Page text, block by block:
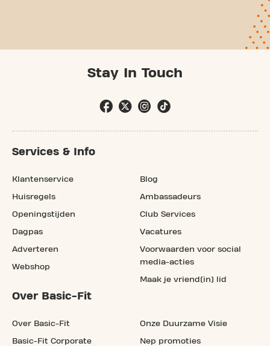
Stay In Touch
Services & Info
Klantenservice
Huisregels
Openingstijden
Dagpas
Adverteren
Webshop
Blog
Ambassadeurs
Club Services
Vacatures
Voorwaarden voor social
media-acties
Maak je vriend(in) lid
Over Basic-Fit
Over Basic-Fit
Basic-Fit Corporate
Onze Duurzame Visie
Nep promoties